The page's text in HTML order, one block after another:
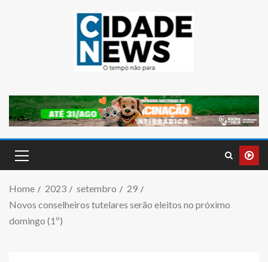
Home 2023 setembro
29
Novos conselheiros tutelares serão eleitos no próximo
domingo (1º)